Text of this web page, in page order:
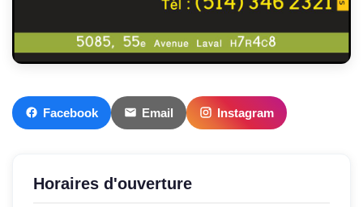
Facebook Email Instagram
Horaires d'ouverture